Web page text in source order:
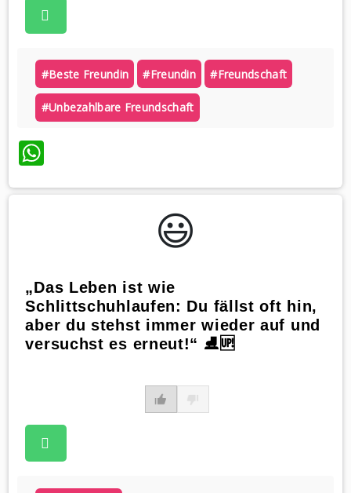
#beste Freundin #freundin #freundschaft
#unbezahlbare Freundschaft
WhatsApp
😃️
„Das Leben ist wie
Schlittschuhlaufen: Du fällst oft hin,
aber du stehst immer wieder auf und
versuchst es erneut!“ ⛸️🆙